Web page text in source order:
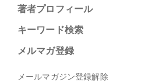
著者プロフィール
キーワード検索
メルマガ登録
メールマガジン登録解除